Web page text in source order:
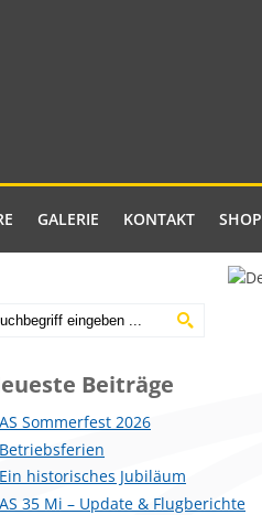
GALERIE KONTAKT SHOP
Beiträge
AS Sommerfest 2026
Betriebsferien
Ein historisches Jubiläum
AS 35 Mi – Update & Flugberichte